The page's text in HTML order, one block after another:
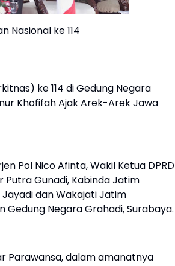
Nasional ke 114
ke 114 di Gedung Negara
Khofifah Ajak Arek-Arek Jawa
Pol Nico Afinta, Wakil Ketua DPRD
Putra Gunadi, Kabinda Jatim
Jayadi dan Wakajati Jatim
Gedung Negara Grahadi, Surabaya.
Parawansa, dalam amanatnya